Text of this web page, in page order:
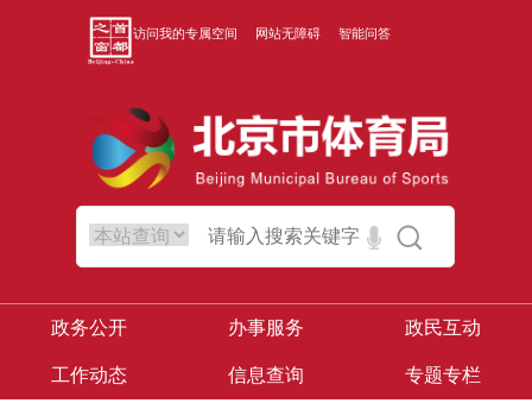
访问我的专属空间 网站无障碍 智能问答
政务公开 办事服务 政民互动
工作动态 信息查询 专题专栏